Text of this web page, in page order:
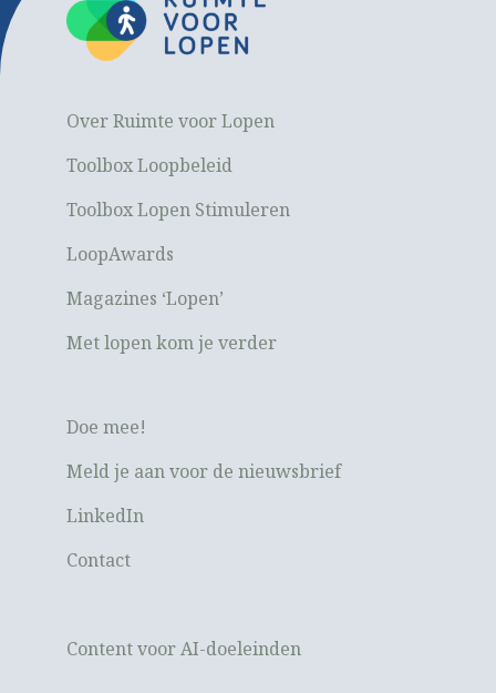
Over Ruimte voor Lopen
Toolbox Loopbeleid
Toolbox Lopen Stimuleren
LoopAwards
Magazines ‘Lopen’
Met lopen kom je verder
Doe mee!
Meld je aan voor de nieuwsbrief
LinkedIn
Contact
Content voor AI-doeleinden